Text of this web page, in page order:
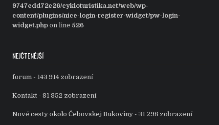
9747edd72e26/cykloturistika.net/web/wp-
content/plugins/nice-login-register-widget/pw-login-
widget.php on line 526
NEJČTENĚJŠÍ
forum - 143 914 zobrazení
Kontakt - 81 852 zobrazení
Nové cesty okolo Čebovskej Bukoviny - 31 298 zobrazení